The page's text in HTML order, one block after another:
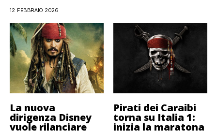
12 FEBBRAIO 2026
La nuova
dirigenza Disney
vuole rilanciare
Pirati dei Caraibi
torna su Italia 1:
inizia la maratona